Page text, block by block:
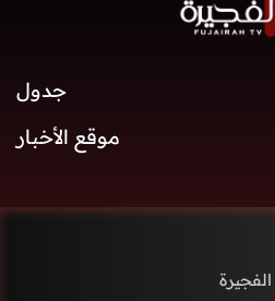
جدول
موقع الأخبار
الفجيرة